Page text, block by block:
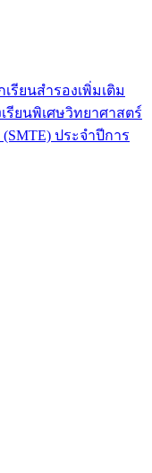
รียนสำรองเพิ่มเติม
ยนพิเศษวิทยาศาสตร์
ประจำปีการ